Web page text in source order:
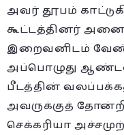
அவர் தூபம்
கூட்டத்தினர்
இறைவனிடம்
அப்பொழுது
பீடத்தின்
அவருக்குத்
செக்கரியா